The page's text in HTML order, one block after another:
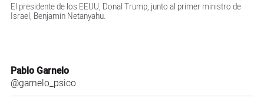
El presidente de los EEUU, Donal Trump, junto al primer ministro de
Israel, Benjamín Netanyahu.
Pablo Garnelo
@garnelo_psico